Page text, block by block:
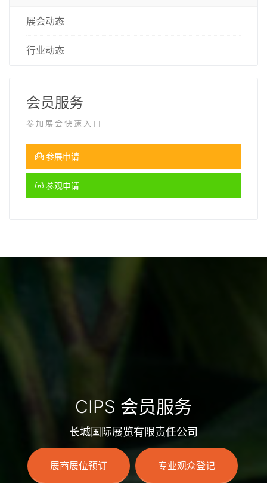
展会动态
行业动态
会员服务
参加展会快速入口
参展申请
参观申请
CIPS 会员服务
长城国际展览有限责任公司
展商展位预订 专业观众登记